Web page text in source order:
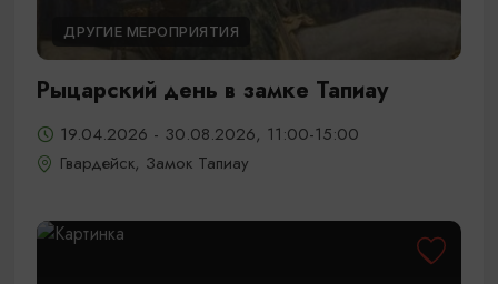
ДРУГИЕ МЕРОПРИЯТИЯ
Рыцарский день в замке Тапиау
19.04.2026 - 30.08.2026, 11:00-15:00
Гвардейск, Замок Тапиау